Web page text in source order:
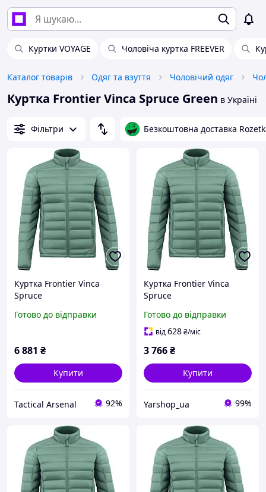
Куртки VOYAGE Чоловіча куртка FREEVER
Каталог товарів Одяг та взуття Чоловічий одяг
Куртка Frontier Vinca Spruce Green в Україні
Фільтри Безкоштовна доставка
Куртка Frontier Vinca
Spruce
Готово до відправки
6 881 ₴
Купити
Tactical Arsenal 92%
Куртка Frontier Vinca
Spruce
Готово до відправки
від628₴/міс
3 766₴
Купити
Yarshop_ua 99%